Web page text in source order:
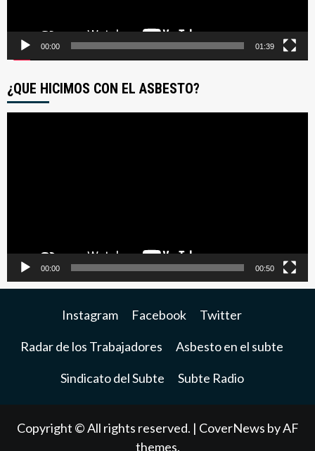
00:00 01:39
¿QUE HICIMOS CON EL ASBESTO?
00:00 00:50
Instagram Facebook Twitter
Radar de los Trabajadores Asbesto en el subte
Sindicato del Subte Subte Radio
Copyright © All rights reserved. | CoverNews by AF
themes.